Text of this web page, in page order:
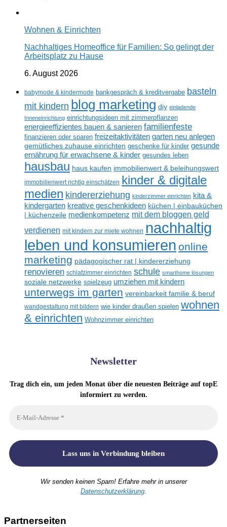
Wohnen & Einrichten
Nachhaltiges Homeoffice für Familien: So gelingt der
Arbeitsplatz zu Hause
6. August 2026
babymode & kindermode bankgespräch & kreditvergabe basteln
mit kindern blog marketing diy einladende
Inneneinrichtung einrichtungsideen mit zimmerpflanzen
energieeffizientes bauen & sanieren familienfeste
finanzieren oder sparen freizeitaktivitäten garten neu anlegen
gemütliches zuhause einrichten geschenke für kinder gesunde
ernährung für erwachsene & kinder gesundes leben
hausbau haus kaufen immobilienwert & beleihungswert
immobilienwert richtig einschätzen kinder & digitale
medien kindererziehung kinderzimmer einrichten kita &
kindergarten kreative geschenkideen küchen | einbauküchen
| küchenzeile medienkompetenz mit dem bloggen geld
verdienen mit kindern zur miete wohnen nachhaltig
leben und konsumieren online
marketing pädagogischer rat | kindererziehung
renovieren schlafzimmer einrichten schule smarthome lösungen
soziale netzwerke spielzeug umziehen mit kindern
unterwegs im garten vereinbarkeit familie & beruf
wandgestaltung mit bildern wie kinder draußen spielen wohnen
& einrichten Wohnzimmer einrichten
Newsletter
Trag dich ein, um jeden Monat über die neuesten Beiträge auf topE
informiert zu werden.
Wir senden keinen Spam! Erfahre mehr in unserer
Datenschutzerklärung
Partnerseiten